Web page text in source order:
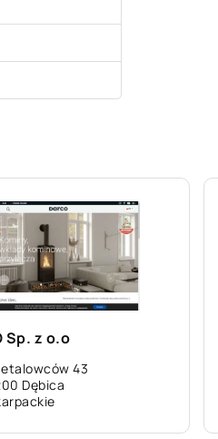
Sp. z o.o
43
Dębica